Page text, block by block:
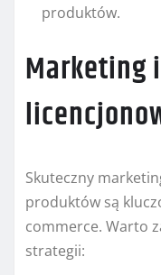
produktów.
Marketing
Skuteczny
produktów są
commerce. Warto
strategii: